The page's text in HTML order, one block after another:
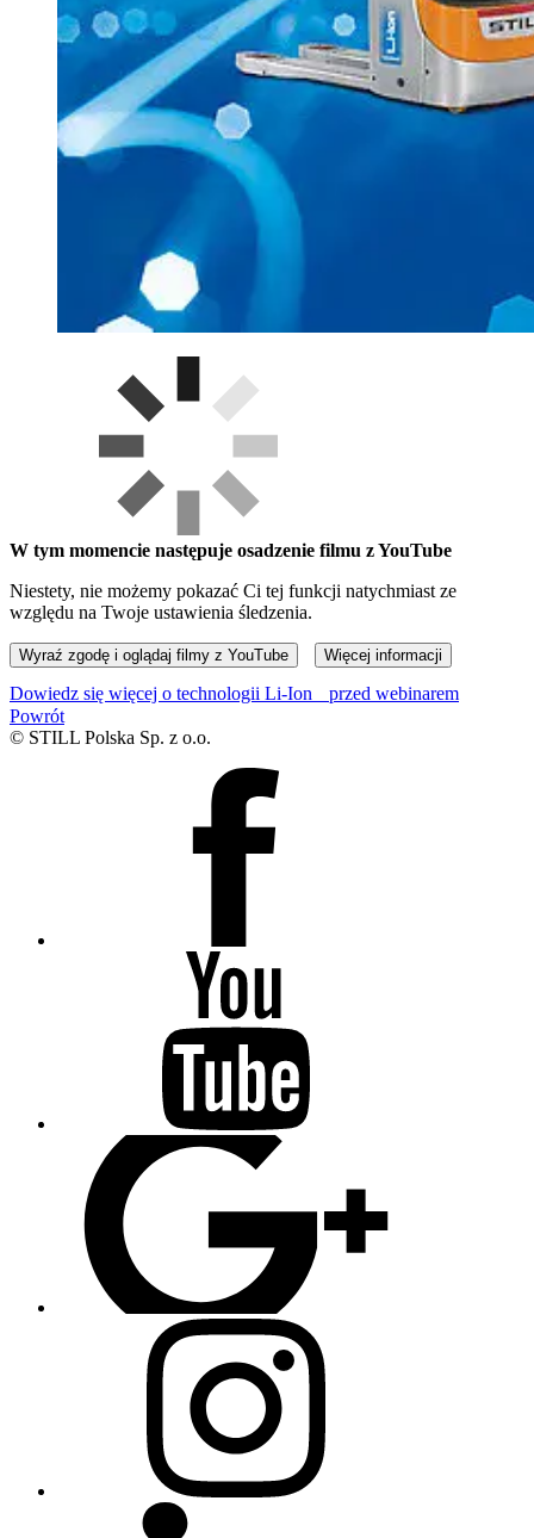
W tym momencie następuje osadzenie filmu z YouTube
Niestety, nie możemy pokazać Ci tej funkcji natychmiast ze
względu na Twoje ustawienia śledzenia.
Wyraź zgodę i oglądaj filmy z YouTube Więcej informacji
Dowiedz się więcej o technologii Li-Ion przed webinarem
Powrót
© STILL Polska Sp. z o.o.